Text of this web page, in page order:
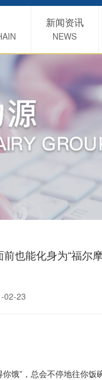
新闻资讯
NEWS
也能化身为“福尔
02-23
饿”，总会不停地往你